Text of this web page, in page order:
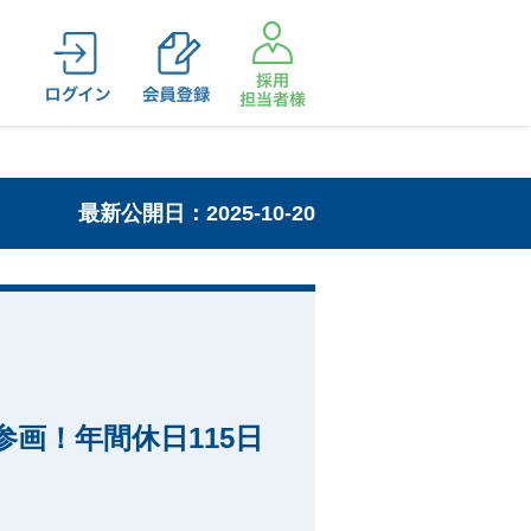
最新公開日：2025-10-20
画！年間休日115日